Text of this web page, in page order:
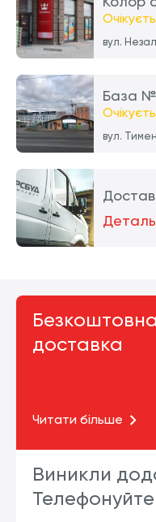
вул.
База
вул.
Безкоштовна
доставка
Читати більше
Виникли
Телефонуйте